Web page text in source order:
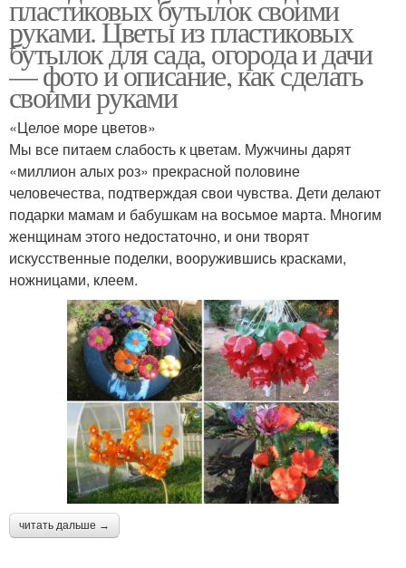
пластиковых бутылок своими
руками. Цветы из пластиковых
бутылок для сада, огорода и дачи
— фото и описание, как сделать
своими руками
«Целое море цветов»
Мы все питаем слабость к цветам. Мужчины дарят
«миллион алых роз» прекрасной половине
человечества, подтверждая свои чувства. Дети делают
подарки мамам и бабушкам на восьмое марта. Многим
женщинам этого недостаточно, и они творят
искусственные поделки, вооружившись красками,
ножницами, клеем.
читать дальше →